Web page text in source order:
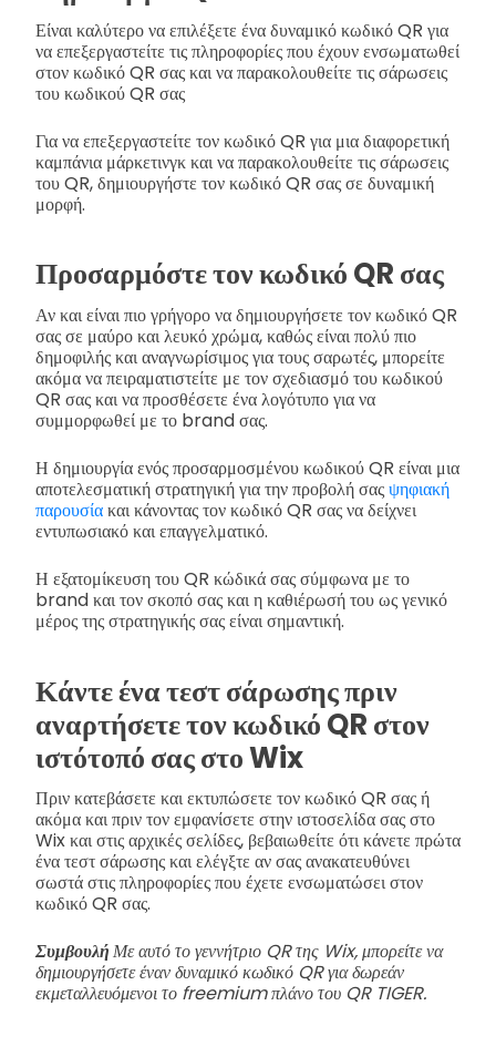
Είναι καλύτερο να επιλέξετε ένα δυναμικό κωδικό QR για
να επεξεργαστείτε τις πληροφορίες που έχουν ενσωματωθεί
στον κωδικό QR σας και να παρακολουθείτε τις σάρωσεις
του κωδικού QR σας
Για να επεξεργαστείτε τον κωδικό QR για μια διαφορετική
καμπάνια μάρκετινγκ και να παρακολουθείτε τις σάρωσεις
του QR, δημιουργήστε τον κωδικό QR σας σε δυναμική
μορφή.
Προσαρμόστε τον κωδικό QR σας
Αν και είναι πιο γρήγορο να δημιουργήσετε τον κωδικό QR
σας σε μαύρο και λευκό χρώμα, καθώς είναι πολύ πιο
δημοφιλής και αναγνωρίσιμος για τους σαρωτές, μπορείτε
ακόμα να πειραματιστείτε με τον σχεδιασμό του κωδικού
QR σας και να προσθέσετε ένα λογότυπο για να
συμμορφωθεί με το brand σας.
Η δημιουργία ενός προσαρμοσμένου κωδικού QR είναι μια
αποτελεσματική στρατηγική για την προβολή σαςψηφιακή
παρουσίακαι κάνοντας τον κωδικό QR σας να δείχνει
εντυπωσιακό και επαγγελματικό.
Η εξατομίκευση του QR κώδικά σας σύμφωνα με το
brand και τον σκοπό σας και η καθιέρωσή του ως γενικό
μέρος της στρατηγικής σας είναι σημαντική.
Κάντε ένα τεστ σάρωσης πριν
αναρτήσετε τον κωδικό QR στον
ιστότοπό σας στο Wix
Πριν κατεβάσετε και εκτυπώσετε τον κωδικό QR σας ή
ακόμα και πριν τον εμφανίσετε στην ιστοσελίδα σας στο
Wix και στις αρχικές σελίδες, βεβαιωθείτε ότι κάνετε πρώτα
ένα τεστ σάρωσης και ελέγξτε αν σας ανακατευθύνει
σωστά στις πληροφορίες που έχετε ενσωματώσει στον
κωδικό QR σας.
ΣυμβουλήΜε αυτό το γεννήτριο QR της Wix, μπορείτε να
δημιουργήσετε έναν δυναμικό κωδικό QR για δωρεάν
εκμεταλλευόμενοι το freemium πλάνο του QR TIGER.